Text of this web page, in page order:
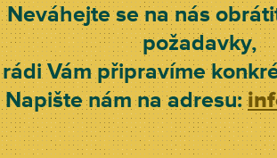
Neváhejte se na nás
požadavky,
rádi Vám připravíme
Napište nám na adresu: